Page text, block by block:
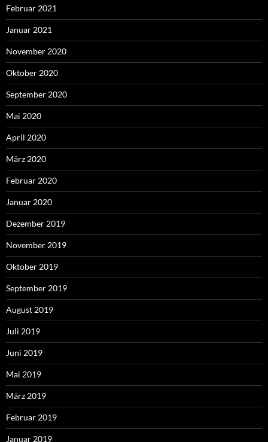
Februar 2021
Januar 2021
November 2020
Oktober 2020
September 2020
Mai 2020
April 2020
März 2020
Februar 2020
Januar 2020
Dezember 2019
November 2019
Oktober 2019
September 2019
August 2019
Juli 2019
Juni 2019
Mai 2019
März 2019
Februar 2019
Januar 2019